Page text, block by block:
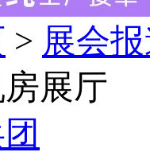
> 展会
展厅